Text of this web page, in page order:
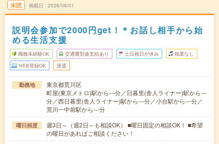
未読 掲載日 2026/08/01
説明会参加で2000円get！＊お話し相手から始
める生活支援
職種未経験OK 交通費別途支給あり 土日祝日が休み 残業なし
WEB登録OK 派遣
勤務地
東京都荒川区
町屋(東京メトロ)駅から---分／日暮里(舎人ライナー)駅から---
分／西日暮里(舎人ライナー)駅から---分／小台駅から---分／
荒川一中前駅から---分
曜日頻度
週3日～（週2日～も相談OK） ■曜日固定の相談OK！ ■希望
の曜日があればご相談ください！